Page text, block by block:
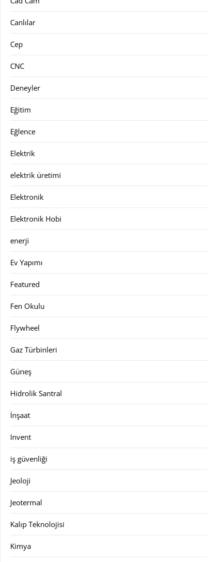
Canlılar
Cep
CNC
Deneyler
Eğitim
Eğlence
Elektrik
elektrik üretimi
Elektronik
Elektronik Hobi
enerji
Ev Yapımı
Featured
Fen Okulu
Flywheel
Gaz Türbinleri
Güneş
Hidrolik Santral
İnşaat
Invent
iş güvenliği
Jeoloji
Jeotermal
Kalıp Teknolojisi
Kimya